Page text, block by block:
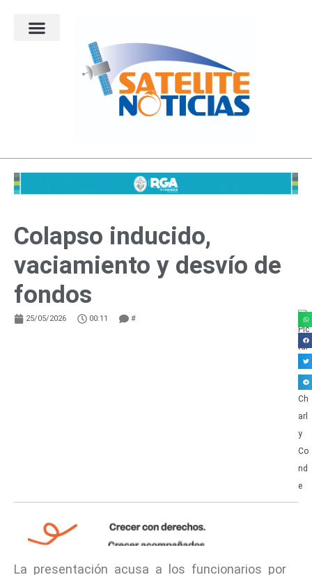
Colapso inducido,
vaciamiento y desvío de
fondos
25/05/2026 00:11 #
La presentación acusa a los funcionarios por